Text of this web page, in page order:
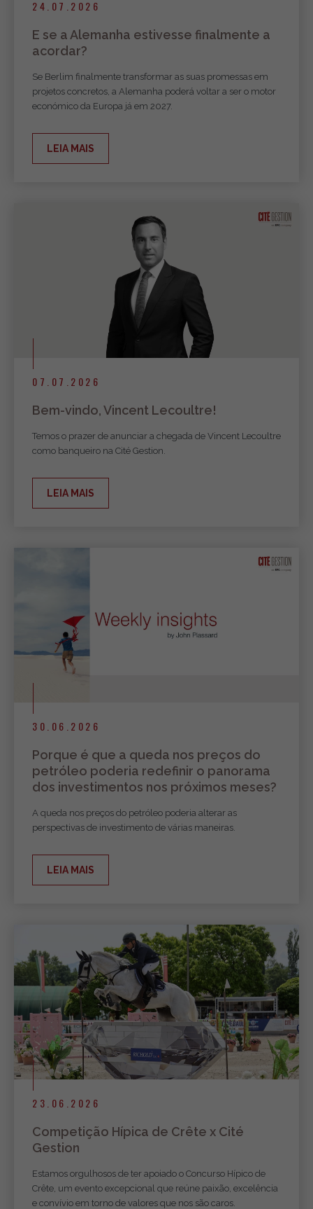
24.07.2026
E se a Alemanha estivesse finalmente a
acordar?
Se Berlim finalmente transformar as suas promessas em
projetos concretos, a Alemanha poderá voltar a ser o motor
económico da Europa já em 2027.
LEIA MAIS
07.07.2026
Bem-vindo, Vincent Lecoultre!
Temos o prazer de anunciar a chegada de Vincent Lecoultre
como banqueiro na Cité Gestion.
LEIA MAIS
30.06.2026
Porque é que a queda nos preços do
petróleo poderia redefinir o panorama
dos investimentos nos próximos meses?
A queda nos preços do petróleo poderia alterar as
perspectivas de investimento de várias maneiras.
LEIA MAIS
23.06.2026
Competição Hípica de Crête x Cité
Gestion
Estamos orgulhosos de ter apoiado o Concurso Hípico de
Crête, um evento excepcional que reúne paixão, excelência
e convívio em torno de valores que nos são caros.